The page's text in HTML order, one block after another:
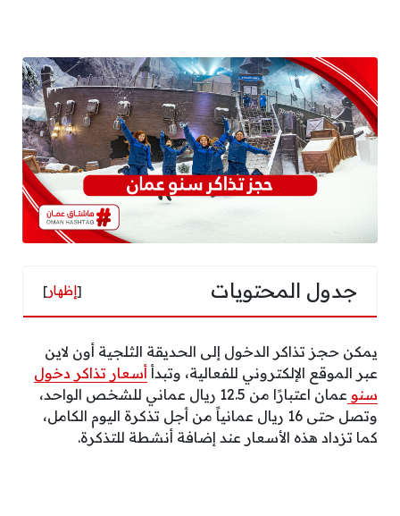
جدول المحتويات [إظهار]
يمكن حجز تذاكر الدخول إلى الحديقة الثلجية أون لاين
عبر الموقع الإلكتروني للفعالية، وتبدأ أسعار تذاكر دخول
سنو
عمان اعتبارًا من 12.5 ريال عماني للشخص الواحد،
وتصل حتى 16 ريال عمانياً من أجل تذكرة اليوم الكامل،
كما تزداد هذه الأسعار عند إضافة أنشطة للتذكرة.